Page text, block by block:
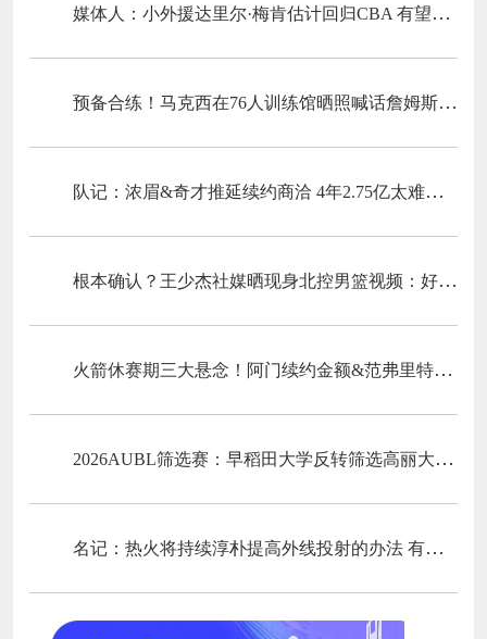
媒体人：小外援达里尔·梅肯估计回归CBA 有望加盟福建男篮
预备合练！马克西在76人训练馆晒照喊话詹姆斯：我比你们来得早
队记：浓眉&奇才推延续约商洽 4年2.75亿太难给 下一年截止日成要害
根本确认？王少杰社媒晒现身北控男篮视频：好久不见
火箭休赛期三大悬念！阿门续约金额&范弗里特状况&威少加盟？
2026AUBL筛选赛：早稻田大学反转筛选高丽大学 松本秦41分创纪录
名记：热火将持续淳朴提高外线投射的办法 有意比尔&德罗赞&克莱